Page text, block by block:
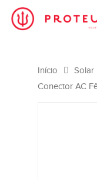
ESC para
Início Solar
Conector AC